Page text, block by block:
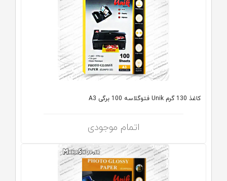
کاغذ 130 گرم Unik فتوگلاسه 100 برگی A3
اتمام موجودی